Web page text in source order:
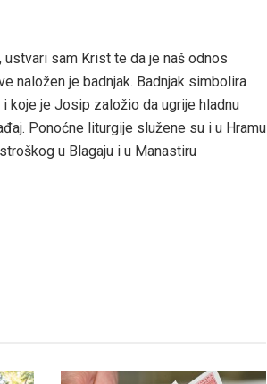
ustvari sam Krist te da je naš odnos
naložen je badnjak. Badnjak simbolira
koje je Josip založio da ugrije hladnu
Ponoćne liturgije služene su i u Hramu
u Blagaju i u Manastiru